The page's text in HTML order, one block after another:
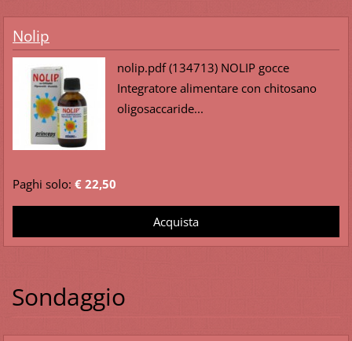
Nolip
nolip.pdf (134713) NOLIP gocce
Integratore alimentare con chitosano
oligosaccaride...
Paghi solo: € 22,50
Sondaggio